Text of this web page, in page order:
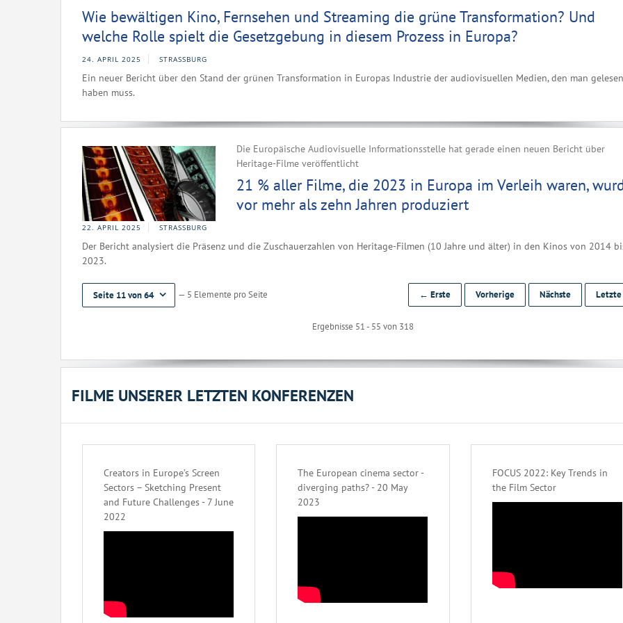
Wie bewältigen Kino, Fernsehen und Streaming die grüne Transformation? Und
welche Rolle spielt die Gesetzgebung in diesem Prozess in Europa?
24. APRIL 2025 STRASSBURG
Ein neuer Bericht über den Stand der grünen Transformation in Europas Industrie der audiovisuellen Medien, den man gelesen
haben muss.
Die Europäische Audiovisuelle Informationsstelle hat gerade einen neuen Bericht über
Heritage-Filme veröffentlicht
21 % aller Filme, die 2023 in Europa im Verleih waren,
vor mehr als zehn Jahren produziert
22. APRIL 2025 STRASSBURG
Der Bericht analysiert die Präsenz und die Zuschauerzahlen von Heritage-Filmen (10 Jahre und älter) in den Kinos von 2014
2023.
Seite 11 von 64 — 5 Elemente pro Seite
Ergebnisse 51 - 55 von 318
← Erste Vorherige Nächste
FILME UNSERER LETZTEN KONFERENZEN
Creators in Europe’s Screen
Sectors – Sketching Present
and Future Challenges - 7 June
2022
The European cinema sector -
diverging paths? - 20 May
2023
FOCUS 2022: Key Trends in
the Film Sector